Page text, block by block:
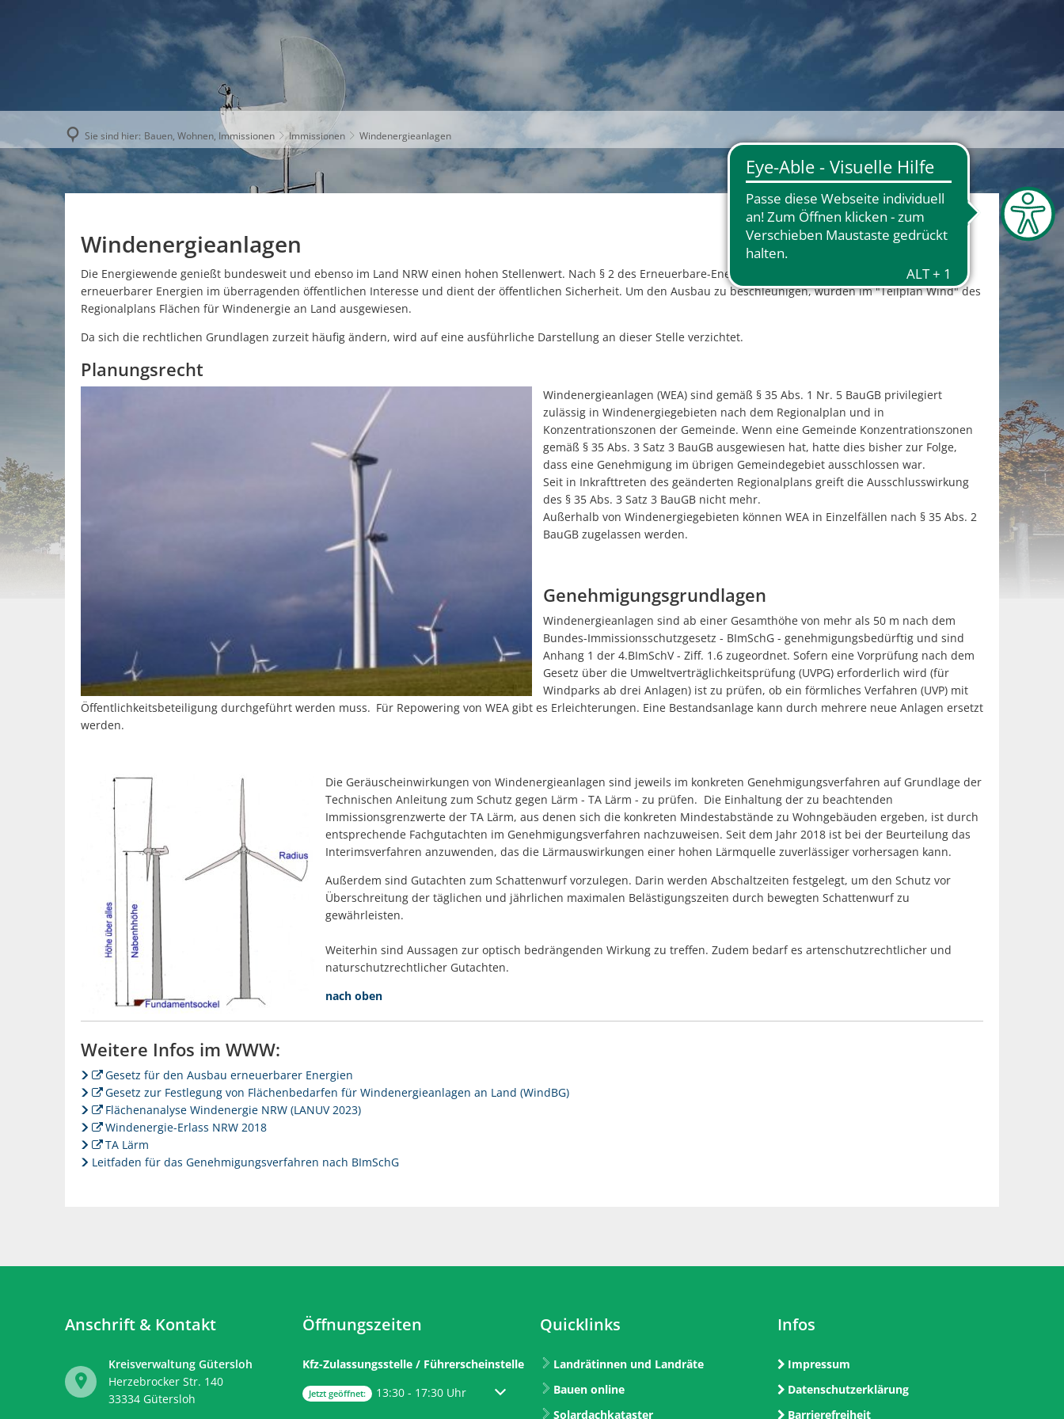
AKTUELLES THEMEN UNSER KREIS KARRIERE
Sie sind hier: Bauen, Wohnen, Immissionen Immissionen Windenergieanlagen
Windenergieanlagen
Die Energiewende genießt bundesweit und ebenso im Land NRW einen hohen Stellenwert. Nach § 2 des Erneuerbare-Energien-Gesetzes - EEG - liegt der Ausbau
erneuerbarer Energien im überragenden öffentlichen Interesse und dient der öffentlichen Sicherheit. Um den Ausbau zu beschleunigen, wurden im "Teilplan Wind" des
Regionalplans Flächen für Windenergie an Land ausgewiesen.
Da sich die rechtlichen Grundlagen zurzeit häufig ändern, wird auf eine ausführliche Darstellung an dieser Stelle verzichtet.
Planungsrecht
Windenergieanlagen (WEA) sind gemäß § 35 Abs. 1 Nr. 5 BauGB privilegiert
zulässig in Windenergiegebieten nach dem Regionalplan und in
Konzentrationszonen der Gemeinde. Wenn eine Gemeinde Konzentrationszonen
gemäß § 35 Abs. 3 Satz 3 BauGB ausgewiesen hat, hatte dies bisher zur Folge,
dass eine Genehmigung im übrigen Gemeindegebiet ausschlossen war.
Seit in Inkrafttreten des geänderten Regionalplans greift die Ausschlusswirkung
des § 35 Abs. 3 Satz 3 BauGB nicht mehr.
Außerhalb von Windenergiegebieten können WEA in Einzelfällen nach § 35 Abs. 2
BauGB zugelassen werden.
Genehmigungsgrundlagen
Windenergieanlagen sind ab einer Gesamthöhe von mehr als 50 m nach dem
Bundes-Immissionsschutzgesetz - BImSchG - genehmigungsbedürftig und sind
Anhang 1 der 4.BImSchV - Ziff. 1.6 zugeordnet. Sofern eine Vorprüfung nach dem
Gesetz über die Umweltverträglichkeitsprüfung (UVPG) erforderlich wird (für
Windparks ab drei Anlagen) ist zu prüfen, ob ein förmliches Verfahren (UVP) mit
Öffentlichkeitsbeteiligung durchgeführt werden muss. Für Repowering von WEA gibt es Erleichterungen. Eine Bestandsanlage kann durch mehrere neue Anlagen ersetzt
werden.
Die Geräuscheinwirkungen von Windenergieanlagen sind jeweils im konkreten Genehmigungsverfahren auf Grundlage der
Technischen Anleitung zum Schutz gegen Lärm - TA Lärm - zu prüfen. Die Einhaltung der zu beachtenden
Immissionsgrenzwerte der TA Lärm, aus denen sich die konkreten Mindestabstände zu Wohngebäuden ergeben, ist durch
entsprechende Fachgutachten im Genehmigungsverfahren nachzuweisen. Seit dem Jahr 2018 ist bei der Beurteilung das
Interimsverfahren anzuwenden, das die Lärmauswirkungen einer hohen Lärmquelle zuverlässiger vorhersagen kann.
Außerdem sind Gutachten zum Schattenwurf vorzulegen. Darin werden Abschaltzeiten festgelegt, um den Schutz vor
Überschreitung der täglichen und jährlichen maximalen Belästigungszeiten durch bewegten Schattenwurf zu
gewährleisten.
Weiterhin sind Aussagen zur optisch bedrängenden Wirkung zu treffen. Zudem bedarf es artenschutzrechtlicher und
naturschutzrechtlicher Gutachten.
nach oben
Weitere Infos im WWW:
Gesetz für den Ausbau erneuerbarer Energien
Gesetz zur Festlegung von Flächenbedarfen für Windenergieanlagen an Land (WindBG)
Flächenanalyse Windenergie NRW (LANUV 2023)
Windenergie-Erlass NRW 2018
TA Lärm
Leitfaden für das Genehmigungsverfahren nach BImSchG
Anschrift & Kontakt
Kreisverwaltung Gütersloh
Herzebrocker Str. 140
33334 Gütersloh
Öffnungszeiten
Kfz-Zulassungsstelle / Führerscheinstelle
Klicken, um weitere Öffnungs- oder Schließzeiten auszublenden
Jetzt geöffnet: 13:30 - 17:30 Uhr Von 13:30 bis 17:30 Uhr
Quicklinks
Landrätinnen und Landräte
Bauen online
Solardachkataster
Infos
Impressum
Datenschutzerklärung
Barrierefreiheit